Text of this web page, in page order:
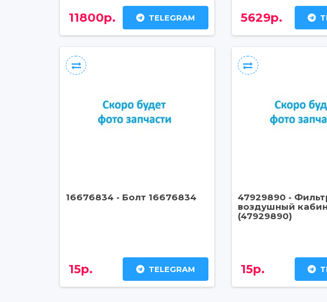
11800р. TELEGRAM 5629р.
16676834 - Болт 16676834
15р. TELEGRAM
47929890 -
воздушный
(47929890)
15р.